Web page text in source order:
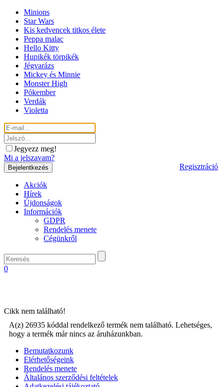
Minions
Star Wars
Kis kedvencek titkos élete
Peppa malac
Hello Kitty
Hupikék törpikék
Jégvarázs
Mickey és Minnie
Monster High
Pókember
Verdák
Violetta
Jegyezz meg!
Mi a jelszavam?
Regisztráció
Akciók
Hírek
Újdonságok
Információk
GDPR
Rendelés menete
Cégünkről
0
Cikk nem található!
A(z) 26935 kóddal rendelkező termék nem található. Lehetséges,
hogy a termék már nincs az áruházunkban.
Bemutatkozunk
Elérhetőségeink
Rendelés menete
Általános szerződési feltételek